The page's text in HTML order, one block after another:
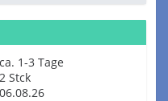
ca. 1-3 Tage
2 Stck
06.08.26